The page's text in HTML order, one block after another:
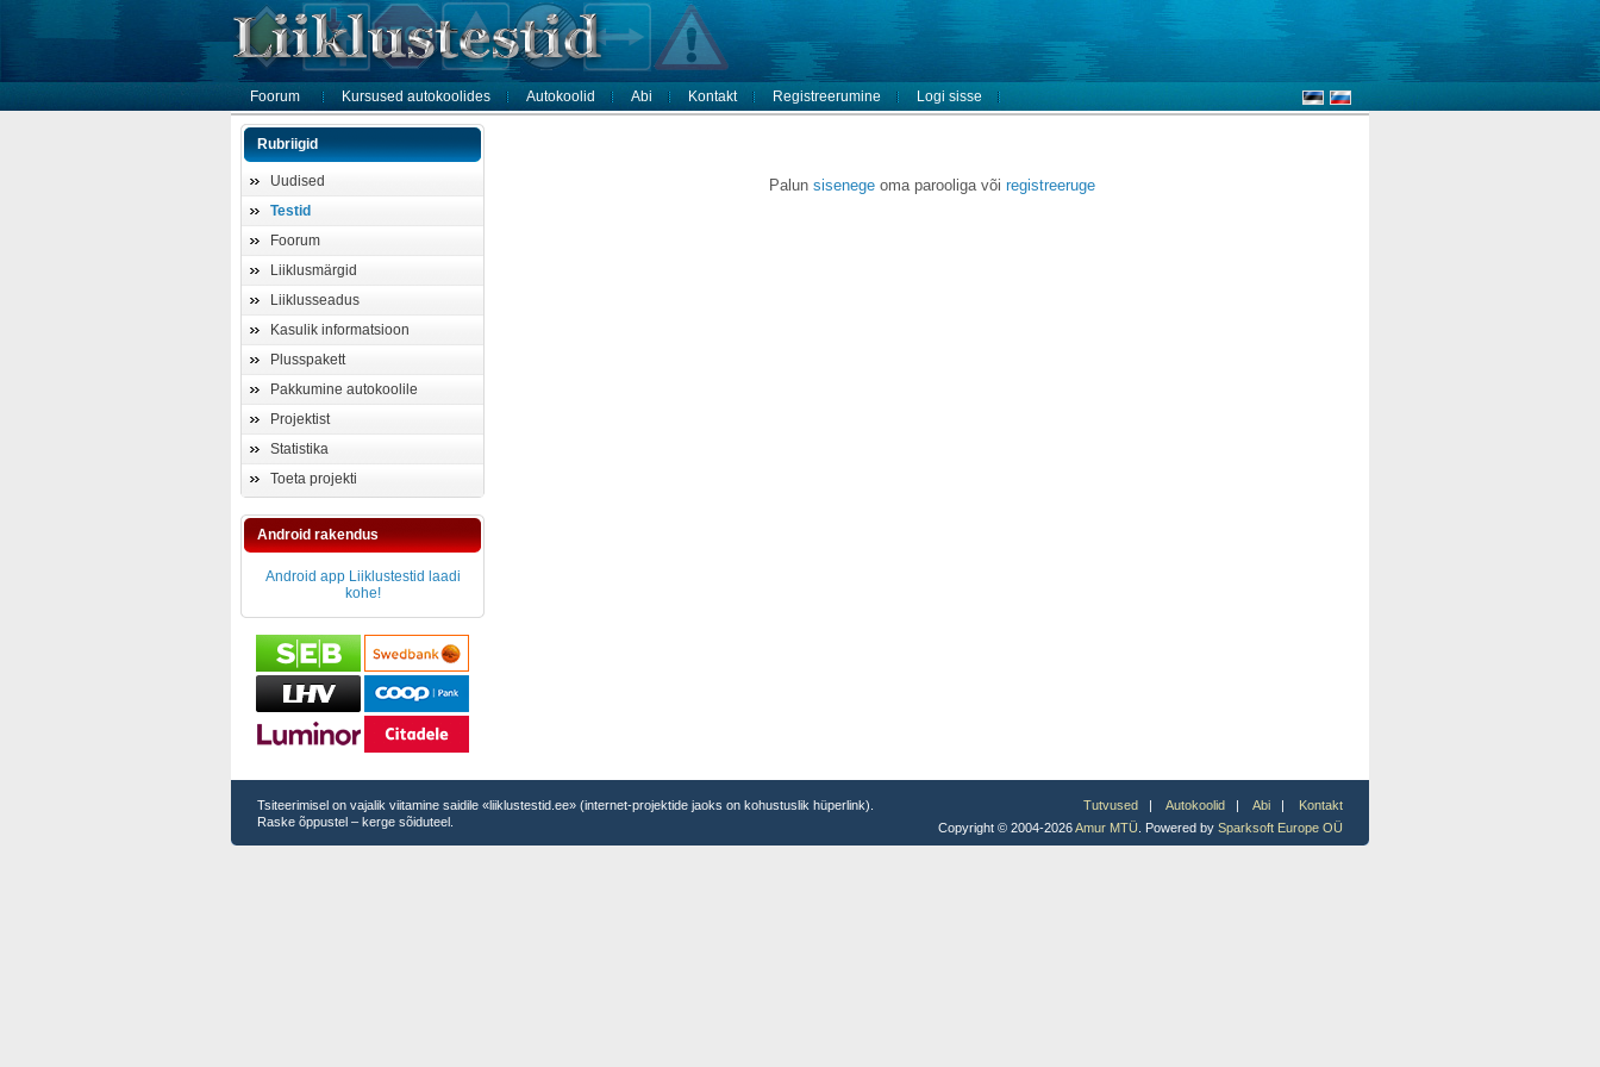
Foorum Kursused autokoolides Autokoolid Abi Kontakt Registreerumine Logi sisse
Rubriigid
Uudised
Testid
Foorum
Liiklusmärgid
Liiklusseadus
Kasulik informatsioon
Plusspakett
Pakkumine autokoolile
Projektist
Statistika
Toeta projekti
Android rakendus
Android app Liiklustestid laadi
kohe!
Palun sisenegeoma parooliga või registreeruge
Tsiteerimisel on vajalik viitamine saidile «liiklustestid.ee» (internet-projektide jaoks on kohustuslik hüperlink).
Raske õppustel – kerge sõiduteel.
Tutvused | Autokoolid | Abi | Kontakt
Copyright © 2004-2026Amur MTÜ . Powered by Sparksoft Europe OÜ